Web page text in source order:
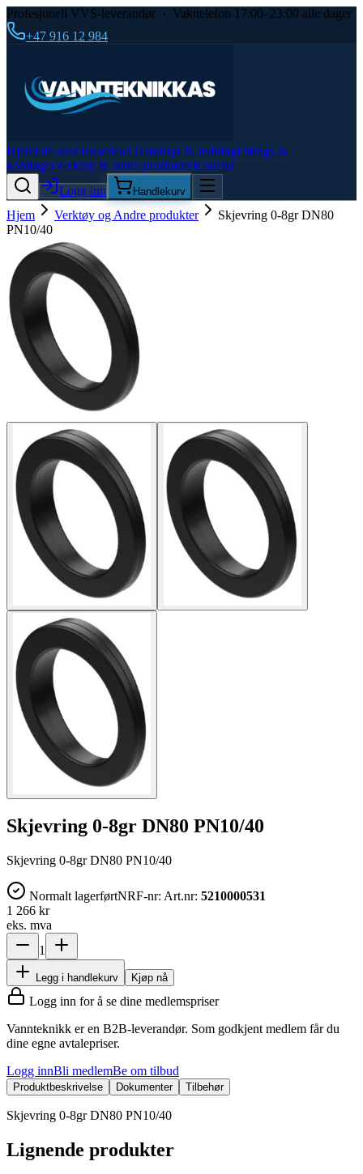
Profesjonell VVS-leverandør · Vakttelefon 17:00–23:00 alle dager
+47 916 12 984
HjemOm ossFlensedelerTestutstyr & redningFittings &
koblingerVerktøy & andre produkterKontakt
Logg inn
Handlekurv
Hjem Verktøy og Andre produkter
Skjevring 0-8gr DN80
PN10/40
Skjevring 0-8gr DN80 PN10/40
Skjevring 0-8gr DN80 PN10/40
Normalt lagerførtNRF-nr: Art.nr: 5210000531
1 266 kr
eks. mva
1
Legg i handlekurv Kjøp nå
Logg inn for å se dine medlemspriser
Vannteknikk er en B2B-leverandør. Som godkjent medlem får du
dine egne avtalepriser.
Logg innBli medlemBe om tilbud
Produktbeskrivelse Dokumenter Tilbehør
Skjevring 0-8gr DN80 PN10/40
Lignende produkter